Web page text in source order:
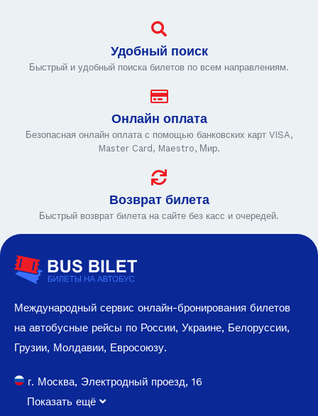
Удобный поиск
Быстрый и удобный поиска билетов по всем направлениям.
Онлайн оплата
Безопасная онлайн оплата с помощью банковских карт VISA,
Master Card, Maestro, Мир.
Возврат билета
Быстрый возврат билета на сайте без касс и очередей.
Международный сервис онлайн-бронирования билетов
на автобусные рейсы по России, Украине, Белоруссии,
Грузии, Молдавии, Евросоюзу.
г. Москва, Электродный проезд, 16
Показать ещё